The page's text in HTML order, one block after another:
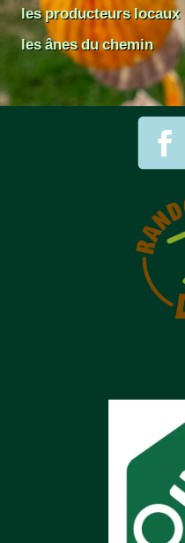
les producteurs locaux
les ânes du chemin